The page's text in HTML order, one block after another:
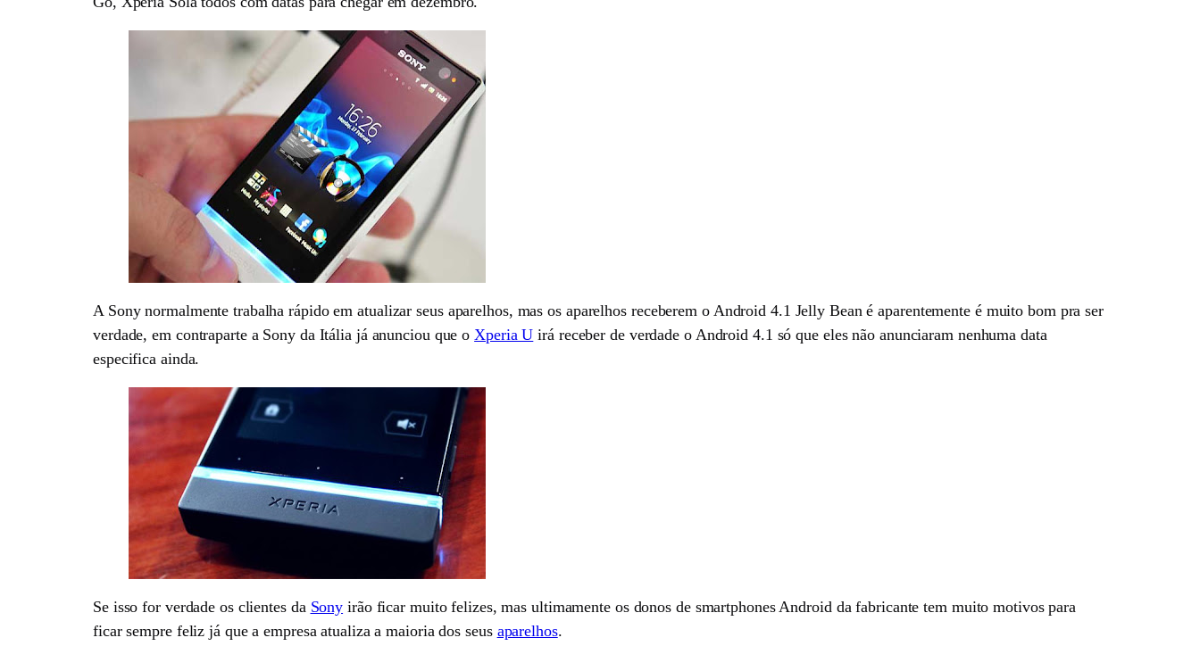
A Sony normalmente trabalha rápido em atualizar seus aparelhos, mas os aparelhos receberem o Android 4.1 Jelly Bean é aparentemente é muito bom pra ser
verdade, em contraparte a Sony da Itália já anunciou que o Xperia U irá receber de verdade o Android 4.1 só que eles não anunciaram nenhuma data
especifica ainda.
Se isso for verdade os clientes da Sony irão ficar muito felizes, mas ultimamente os donos de smartphones Android da fabricante tem muito motivos para
ficar sempre feliz já que a empresa atualiza a maioria dos seus aparelhos.